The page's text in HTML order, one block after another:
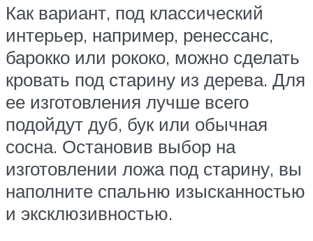
Как вариант, под классический
интерьер, например, ренессанс,
барокко или рококо, можно сделать
кровать под старину из дерева. Для
ее изготовления лучше всего
подойдут дуб, бук или обычная
сосна. Остановив выбор на
изготовлении ложа под старину, вы
наполните спальню изысканностью
и эксклюзивностью.